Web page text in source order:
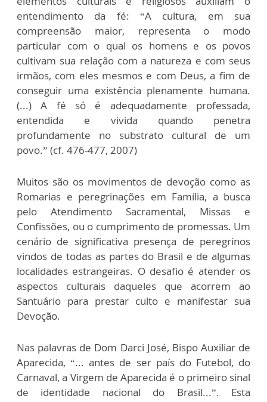
entendimento da fé: “A cultura, em sua
compreensão maior, representa o modo
particular com o qual os homens e os povos
cultivam sua relação com a natureza e com seus
irmãos, com eles mesmos e com Deus, a fim de
conseguir uma existência plenamente humana.
(...) A fé só é adequadamente professada,
entendida e vivida quando penetra
profundamente no substrato cultural de um
povo.” (cf. 476-477, 2007)
Muitos são os movimentos de devoção como as
Romarias e peregrinações em Família, a busca
pelo Atendimento Sacramental, Missas e
Confissões, ou o cumprimento de promessas. Um
cenário de significativa presença de peregrinos
vindos de todas as partes do Brasil e de algumas
localidades estrangeiras. O desafio é atender os
aspectos culturais daqueles que acorrem ao
Santuário para prestar culto e manifestar sua
Devoção.
Nas palavras de Dom Darci José, Bispo Auxiliar de
Aparecida, “... antes de ser país do Futebol, do
Carnaval, a Virgem de Aparecida é o primeiro sinal
de identidade nacional do Brasil...”. Esta